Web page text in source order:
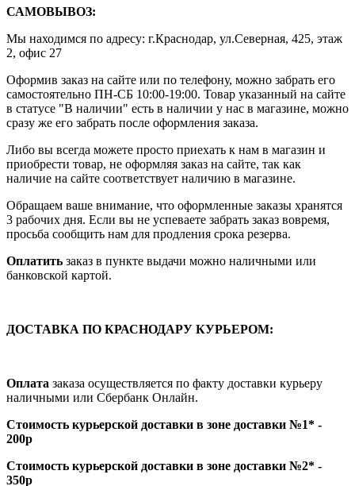
САМОВЫВОЗ:
Мы находимся по адресу: г.Краснодар, ул.Северная, 425, этаж
2, офис 27
Оформив заказ на сайте или по телефону, можно забрать его
самостоятельно ПН-СБ 10:00-19:00. Товар указанный на сайте
в статусе "В наличии" есть в наличии у нас в магазине, можно
сразу же его забрать после оформления заказа.
Либо вы всегда можете просто приехать к нам в магазин и
приобрести товар, не оформляя заказ на сайте, так как
наличие на сайте соответствует наличию в магазине.
Обращаем ваше внимание, что оформленные заказы хранятся
3 рабочих дня. Если вы не успеваете забрать заказ вовремя,
просьба сообщить нам для продления срока резерва.
Оплатить заказ в пункте выдачи можно наличными или
банковской картой.
ДОСТАВКА ПО КРАСНОДАРУ КУРЬЕРОМ:
Оплата заказа осуществляется по факту доставки курьеру
наличными или Сбербанк Онлайн.
Стоимость курьерской доставки в зоне доставки №1* -
200р
Стоимость курьерской доставки в зоне доставки №2* -
350р